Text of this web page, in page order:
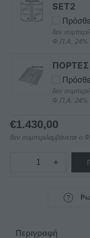
SET2
δεν
Φ.Π.Α. 24%
ΠΟΡΤΕΣ
δεν
Φ.Π.Α. 24%
€1.430,00
δεν συμπεριλαμβάνεται ο
ΔΙΠΛΟΣ
+
Περιγραφή